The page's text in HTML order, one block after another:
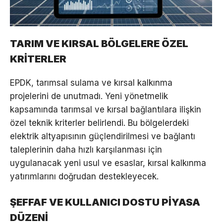
TARIM VE KIRSAL BÖLGELERE ÖZEL
KRİTERLER
EPDK, tarımsal sulama ve kırsal kalkınma
projelerini de unutmadı. Yeni yönetmelik
kapsamında tarımsal ve kırsal bağlantılara ilişkin
özel teknik kriterler belirlendi. Bu bölgelerdeki
elektrik altyapısının güçlendirilmesi ve bağlantı
taleplerinin daha hızlı karşılanması için
uygulanacak yeni usul ve esaslar, kırsal kalkınma
yatırımlarını doğrudan destekleyecek.
ŞEFFAF VE KULLANICI DOSTU PİYASA
DÜZENİ